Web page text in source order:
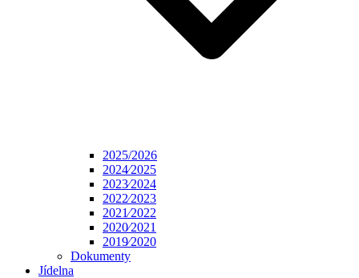
2025/2026
2024⁄2025
2023⁄2024
2022⁄2023
2021⁄2022
2020⁄2021
2019⁄2020
Dokumenty
Jídelna